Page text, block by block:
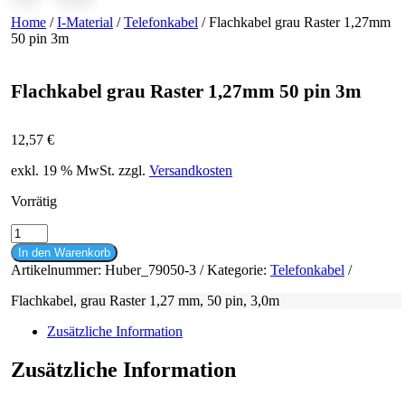
Home /I-Material /Telefonkabel / Flachkabel grau Raster 1,27mm
50 pin 3m
Flachkabel grau Raster 1,27mm 50 pin 3m
12,57 €
exkl. 19 % MwSt. zzgl. Versandkosten
Vorrätig
Flachkabel
grau
Raster
1,27mm
50
In den Warenkorb
Artikelnummer: Huber_79050-3 Kategorie: Telefonkabel
Flachkabel, grau Raster 1,27 mm, 50 pin, 3,0m
Zusätzliche Information
Zusätzliche Information